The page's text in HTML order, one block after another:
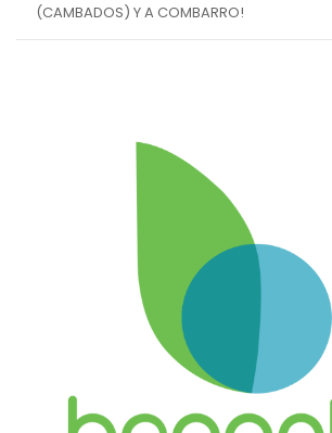
(CAMBADOS) Y A COMBARRO!